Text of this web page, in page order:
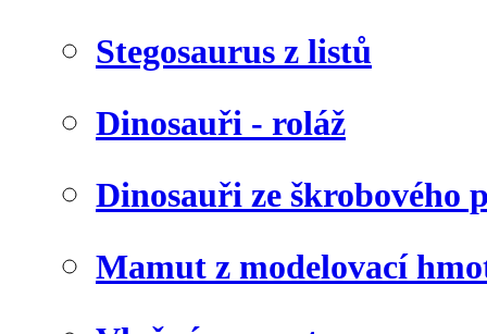
Stegosaurus z listů
Dinosauři - roláž
Dinosauři ze škrobového
Mamut z modelovací